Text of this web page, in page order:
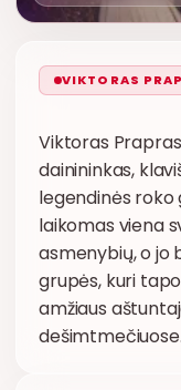
VIKTORAS
Viktoras
dainininkas,
legendinės roko
laikomas viena
asmenybių, o jo
grupės, kuri
amžiaus
dešimtmečiuose.